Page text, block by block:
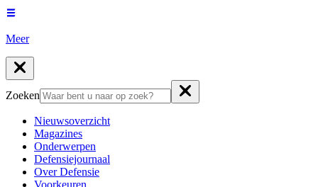
Meer
Zoeken
Nieuwsoverzicht
Magazines
Onderwerpen
Defensiejournaal
Over Defensie
Voorkeuren